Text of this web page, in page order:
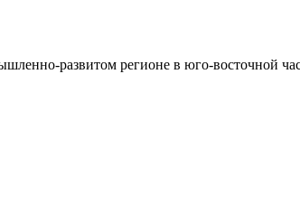
развитом регионе в юго-восточной